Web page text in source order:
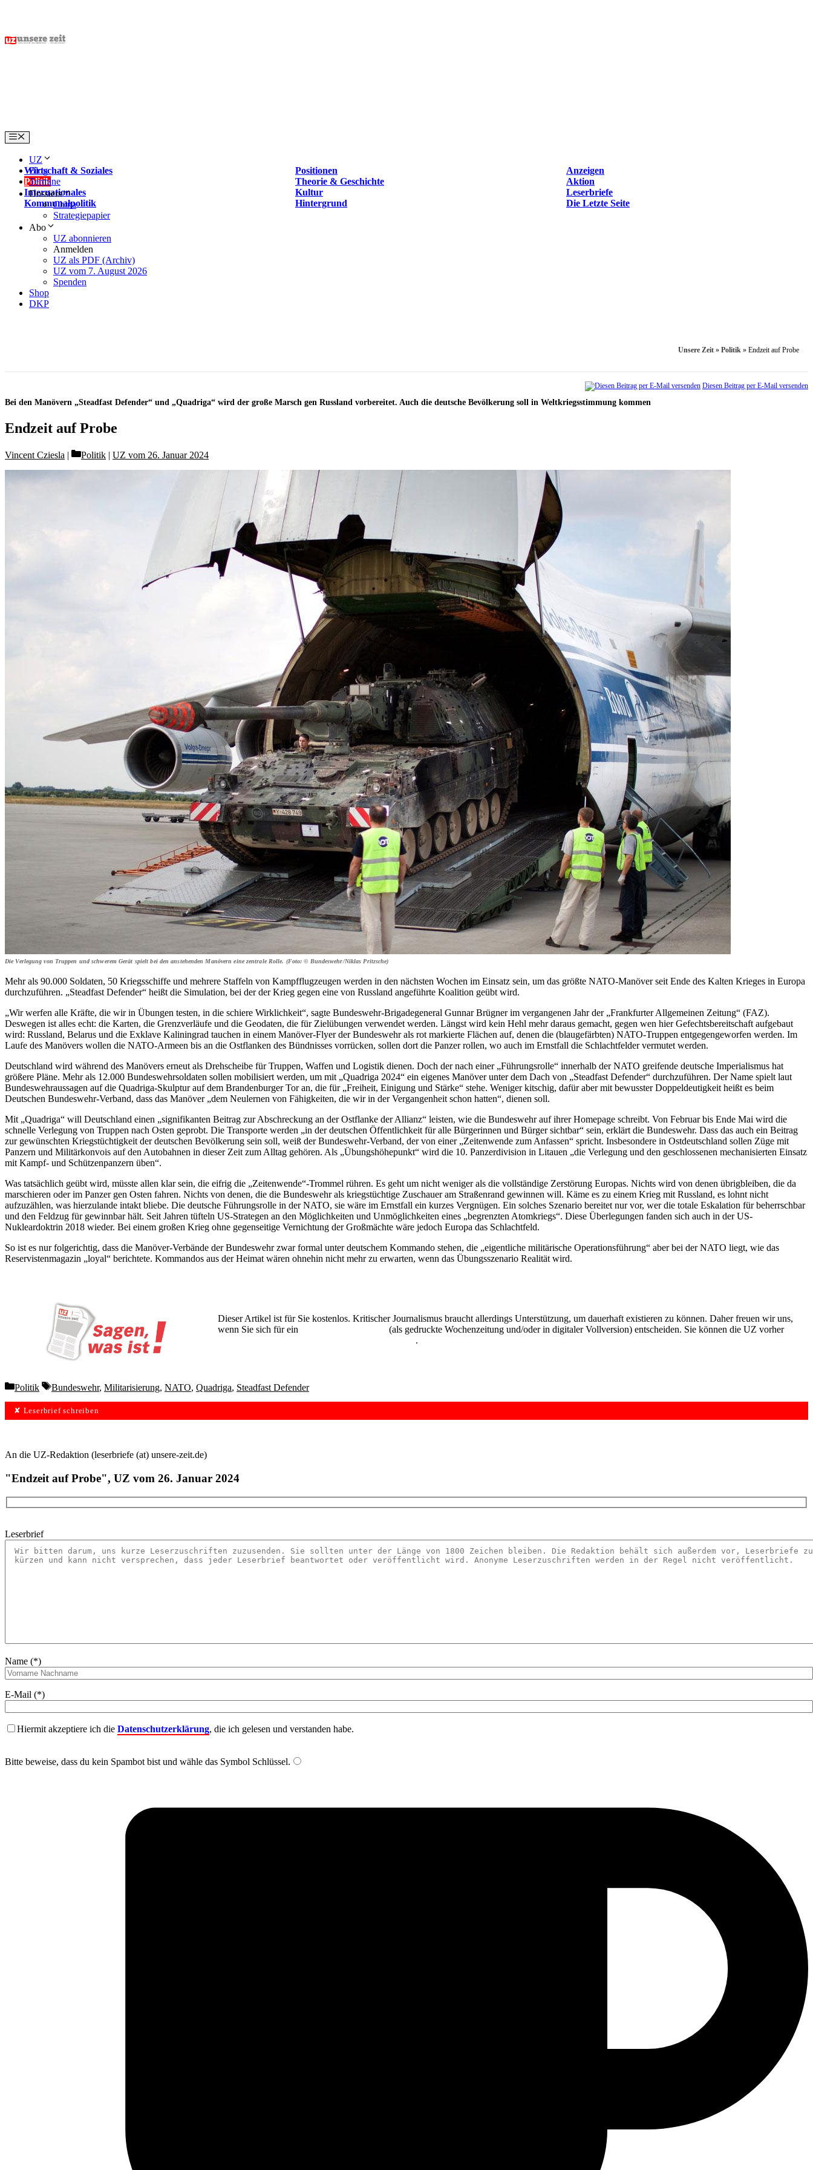
content
Menu
UZ
Wirtschaft & Soziales
Positionen
Anzeigen
Politik
Theorie & Geschichte
Aktion
Internationales
Kultur
Leserbriefe
Kommunalpolitik
Hintergrund Die Letzte Seite
Blog
Termine
Dossiers
China
Strategiepapier
Abo
UZ abonnieren
Anmelden
UZ als PDF (Archiv)
UZ vom 7. August 2026
Spenden
Shop
DKP
Unsere Zeit » Politik » Endzeit auf Probe
Diesen Beitrag per E-Mail versenden
Bei den Manövern „Steadfast Defender“ und „Quadriga“ wird der große Marsch gen ­Russland vorbereitet. Auch die deutsche Bevölkerung soll in Weltkriegsstimmung kommen
Endzeit auf Probe
Vincent Cziesla Categories
Politik | UZ vom 26. Januar 2024
Die Verlegung von Truppen und schwerem Gerät spielt bei den anstehenden Manövern eine zentrale Rolle. (Foto: © Bundeswehr/Niklas Pritzsche)
Mehr als 90.000 Soldaten, 50 Kriegsschiffe und mehrere Staffeln von Kampfflugzeugen werden in den nächsten Wochen im Einsatz sein, um das größte NATO-Manöver seit Ende des Kalten Krieges in Europa
durchzuführen. „Steadfast Defender“ heißt die Simulation, bei der der Krieg gegen eine von Russland angeführte Koalition geübt wird.
„Wir werfen alle Kräfte, die wir in Übungen testen, in die schiere Wirklichkeit“, sagte Bundeswehr-Brigadegeneral Gunnar Brügner im vergangenen Jahr der „Frankfurter Allgemeinen Zeitung“ (FAZ).
Deswegen ist alles echt: die Karten, die Grenzverläufe und die Geodaten, die für Ziel­übungen verwendet werden. Längst wird kein Hehl mehr daraus gemacht, gegen wen hier Gefechtsbereitschaft aufgebaut
wird: Russland, Belarus und die Exklave Kaliningrad tauchen in einem Manöver-Flyer der Bundeswehr als rot markierte Flächen auf, denen die (blaugefärbten) NATO-Truppen entgegengeworfen werden. Im
Laufe des Manövers wollen die NATO-Armeen bis an die Ostflanken des Bündnisses vorrücken, sollen dort die Panzer rollen, wo auch im Ernstfall die Schlachtfelder vermutet werden.
Deutschland wird während des Manövers erneut als Drehscheibe für Truppen, Waffen und Logistik dienen. Doch der nach einer „Führungsrolle“ innerhalb der NATO greifende deutsche Imperialismus hat
größere Pläne. Mehr als 12.000 Bundeswehrsoldaten sollen mobilisiert werden, um mit „Quadriga 2024“ ein eigenes Manöver unter dem Dach von „Steadfast Defender“ durchzuführen. Der Name spielt laut
Bundeswehraussagen auf die Quadriga-Skulptur auf dem Brandenburger Tor an, die für „Freiheit, Einigung und Stärke“ stehe. Weniger kitschig, dafür aber mit bewusster Doppeldeutigkeit heißt es beim
Deutschen Bundeswehr-Verband, dass das Manöver „dem Neulernen von Fähigkeiten, die wir in der Vergangenheit schon hatten“, dienen soll.
Mit „Quadriga“ will Deutschland einen „signifikanten Beitrag zur Abschreckung an der Ostflanke der Allianz“ leisten, wie die Bundeswehr auf ihrer Homepage schreibt. Von Februar bis Ende Mai wird die
schnelle Verlegung von Truppen nach Osten geprobt. Die Transporte werden „in der deutschen Öffentlichkeit für alle Bürgerinnen und Bürger sichtbar“ sein, erklärt die Bundeswehr. Dass das auch ein Beitrag
zur gewünschten Kriegstüchtigkeit der deutschen Bevölkerung sein soll, weiß der Bundeswehr-Verband, der von einer „Zeitenwende zum Anfassen“ spricht. Insbesondere in Ostdeutschland sollen Züge mit
Panzern und Militärkonvois auf den Autobahnen in dieser Zeit zum Alltag gehören. Als „Übungshöhepunkt“ wird die 10. Panzerdivision in Litauen „die Verlegung und den geschlossenen mechanisierten Einsatz
mit Kampf- und Schützenpanzern üben“.
Was tatsächlich geübt wird, müsste allen klar sein, die eifrig die „Zeitenwende“-Trommel rühren. Es geht um nicht weniger als die vollständige Zerstörung Europas. Nichts wird von denen übrigbleiben, die da
marschieren oder im Panzer gen Osten fahren. Nichts von denen, die die Bundeswehr als kriegstüchtige Zuschauer am Straßenrand gewinnen will. Käme es zu einem Krieg mit Russland, es lohnt nicht
aufzuzählen, was hierzulande intakt bliebe. Die deutsche Führungsrolle in der NATO, sie wäre im Ernstfall ein kurzes Vergnügen. Ein solches Szenario bereitet nur vor, wer die totale Eskalation für beherrschbar
und den Feldzug für gewinnbar hält. Seit Jahren tüfteln US-Strategen an den Möglichkeiten und Unmöglichkeiten eines „begrenzten Atomkriegs“. Diese Überlegungen fanden sich auch in der US-
Nukleardoktrin 2018 wieder. Bei einem großen Krieg ohne gegenseitige Vernichtung der Großmächte wäre jedoch Europa das Schlachtfeld.
So ist es nur folgerichtig, dass die Manöver-Verbände der Bundeswehr zwar formal unter deutschem Kommando stehen, die „eigentliche militärische Operationsführung“ aber bei der NATO liegt, wie das
Reservistenmagazin „loyal“ berichtete. Kommandos aus der Heimat wären ohnehin nicht mehr zu erwarten, wenn das Übungsszenario Realität wird.
Dieser Artikel ist für Sie kostenlos. Kritischer Journalismus braucht allerdings Unterstützung, um dauerhaft existieren zu können. Daher freuen wir uns,
wenn Sie sich für ein
(als gedruckte Wochenzeitung und/oder in digitaler Vollversion) entscheiden. Sie können die UZ vorher
.
Categories
Politik Tags
Bundeswehr, Militarisierung, NATO, Quadriga, Steadfast Defender
✘ Leserbrief schreiben
An die UZ-Redaktion (leserbriefe (at) unsere-zeit.de)
"Endzeit auf Probe", UZ vom 26. Januar 2024
Leserbrief
Name (*)
E-Mail (*)
Hiermit akzeptiere ich die Datenschutzerklärung, die ich gelesen und verstanden habe.
Bitte beweise, dass du kein Spambot bist und wähle das Symbol Schlüssel.